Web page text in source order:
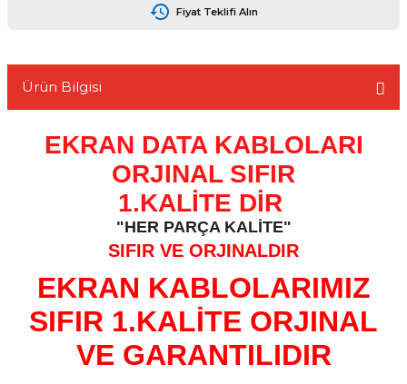
Fiyat Teklifi Alın
Ürün Bilgisi
EKRAN DATA KABLOLARI
ORJINAL SIFIR
1.KALİTE DİR
"HER PARÇA KALİTE"
SIFIR VE ORJINALDIR
EKRAN KABLOLARIMIZ
SIFIR 1.KALİTE ORJINAL
VE GARANTILIDIR